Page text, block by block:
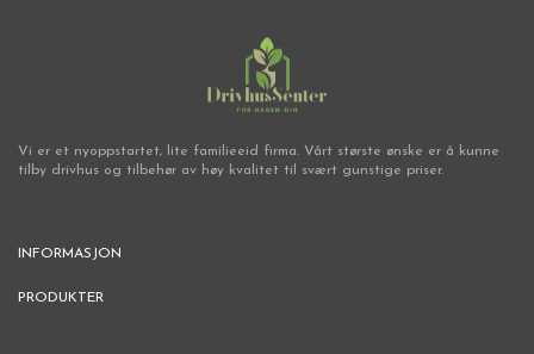
Vi er et nyoppstartet, lite familieeid firma. Vårt største ønske er å kunne
tilby drivhus og tilbehør av høy kvalitet til svært gunstige priser.
INFORMASJON
PRODUKTER